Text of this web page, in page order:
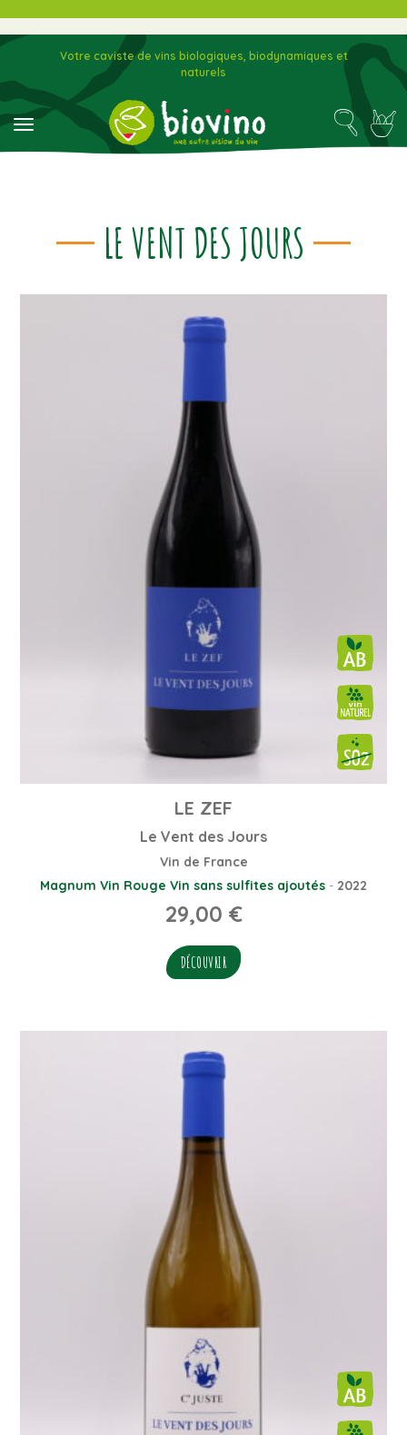
toggle navigation
Votre caviste de vins biologiques, biodynamiques et
naturels
LE VENT DES JOURS
LE ZEF
Le Vent des Jours
Vin de France
Magnum Vin Rouge Vin sans sulfites ajoutés - 2022
29,00 €
DÉCOUVRIR